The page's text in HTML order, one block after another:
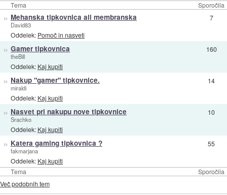
Tema Sporočila
Tema Sporočila
» Mehanska tipkovnica ali membranska
David83
Oddelek: Pomoč in nasveti
7
» Gamer tipkovnica
theBill
Oddelek: Kaj kupiti
160
» Nakup "gamer" tipkovnice.
miraldi
Oddelek: Kaj kupiti
14
» Nasvet pri nakupu nove tipkovnice
Srachko
Oddelek: Kaj kupiti
10
» Katera gaming tipkovnica ?
fakmarjana
Oddelek: Kaj kupiti
55
Več podobnih tem